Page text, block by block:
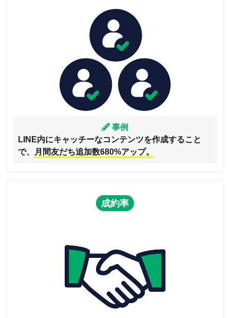
事例
LINE内にキャッチーなコンテンツを作成すること
で、
月間友だち追加数680%アップ。
成約率